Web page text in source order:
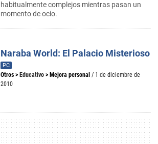
habitualmente complejos mientras pasan un
momento de ocio.
Naraba World: El Palacio Misterioso
PC
Otros > Educativo > Mejora personal / 1 de diciembre de
2010